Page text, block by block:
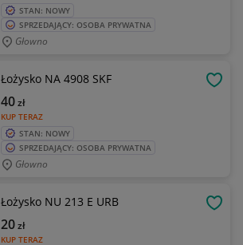
STAN: NOWY
SPRZEDAJĄCY: OSOBA PRYWATNA
Głowno
Łożysko NA 4908 SKF
KUP TERAZ
40zł
STAN: NOWY
SPRZEDAJĄCY: OSOBA PRYWATNA
Głowno
Łożysko NU 213 E URB
KUP TERAZ
20zł